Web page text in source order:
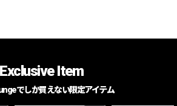
Exclusive Item
でしか買えない限定アイテム